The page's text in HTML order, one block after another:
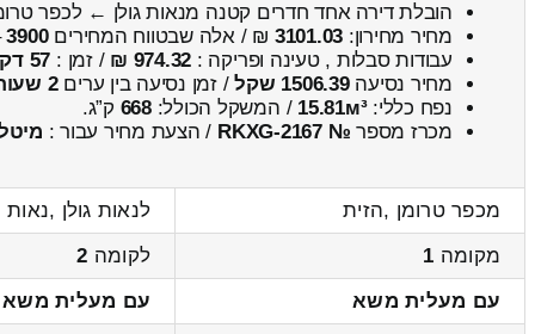
הובלת דירה אחד חדרים קטנה מנאות גולן ← לכפר
מחיר מחירון: 3101.03 ₪ / אלה שבטווח המחירים3900
עבודות סבלות , טעינה ופריקה : 974.32 ₪ / זמן : 57 דקות 46 שניות
מחיר נסיעה1506.39 שקל / זמן נסיעה בין ערים2 שעות , 6 דקות
נפח כללי:15.81м³ / המשקל הכולל:668 ק”ג.
מכרז מספר № RKXG-2167 / הצעת מחיר עבור :
מכפר טרומן ,הזית
לנאות גולן ,נאות
מקומה 1 לקומה 2
עם מעלית משא
עם מעלית משא